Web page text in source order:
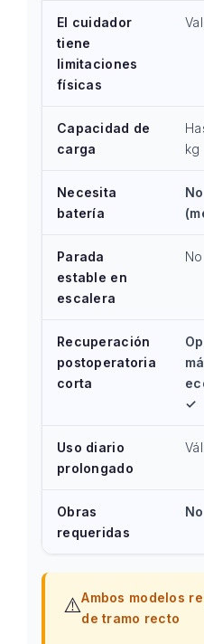
El cuidador
tiene
limitaciones
físicas
Capacidad de
carga
kg
Necesita
batería
No
Parada
estable en
escalera
No
Recuperación
postoperatoria
corta
✓
Uso diario
prolongado
Obras
requeridas
No
⚠️Ambos modelos
de tramo recto